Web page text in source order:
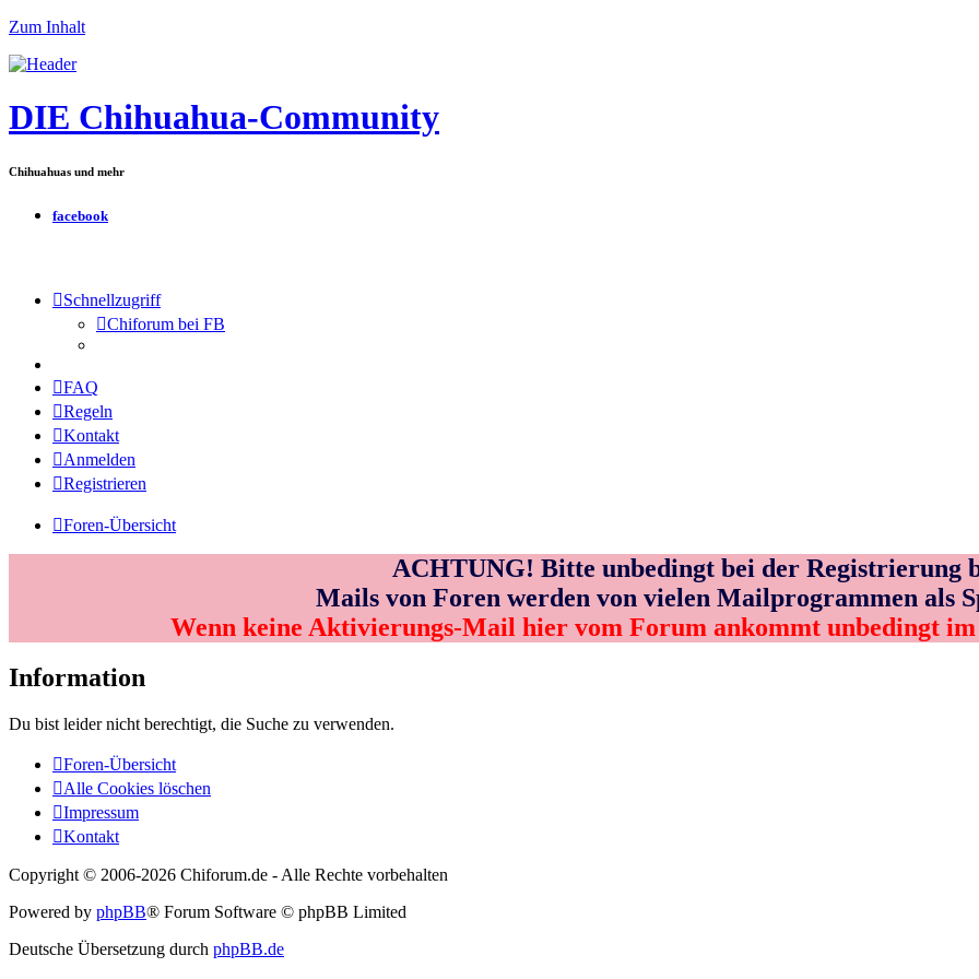
Zum Inhalt
DIE Chihuahua-Community
Chihuahuas und mehr
facebook
Schnellzugriff
Chiforum bei FB
FAQ
Regeln
Kontakt
Anmelden
Registrieren
Foren-Übersicht
ACHTUNG! Bitte unbedingt bei der Registrierung
Mails von Foren werden von vielen Mailprogrammen als
Wenn keine Aktivierungs-Mail hier vom Forum ankommt unbedingt
Information
Du bist leider nicht berechtigt, die Suche zu verwenden.
Foren-Übersicht
Alle Cookies löschen
Impressum
Kontakt
Copyright © 2006-2026 Chiforum.de - Alle Rechte vorbehalten
Powered by phpBB® Forum Software © phpBB Limited
Deutsche Übersetzung durch phpBB.de